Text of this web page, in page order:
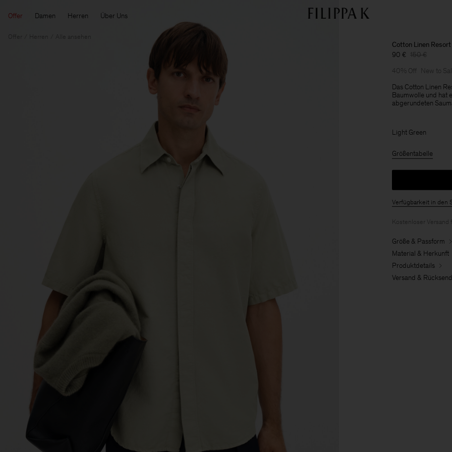
Offer Damen Herren Über Uns
Offer Herren Alle ansehen
Cotton Linen
90 € 150 €
40% Off
New to
Das Cotton Linen
Baumwolle und hat
abgerundeten
Light Green
Größentabelle
Verfügbarkeit in den
Kostenloser Versand
Größe & Passform
Material & Herkunft
Produktdetails
Versand &